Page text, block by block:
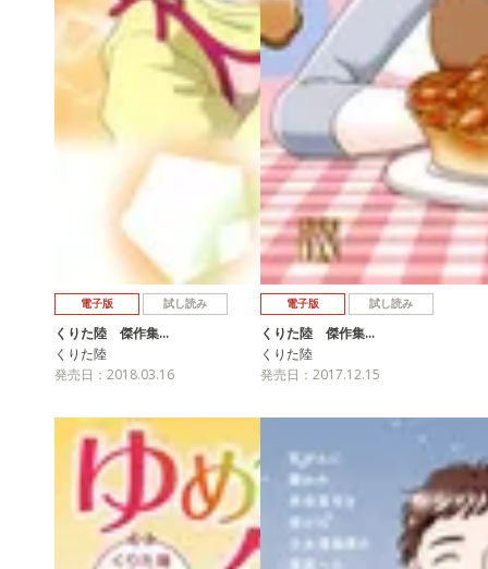
電子版 試し読み
くりた陸 傑作集…
くりた陸
発売日：2018.03.16
電子版 試し読み
くりた陸 傑作集…
くりた陸
発売日：2017.12.15